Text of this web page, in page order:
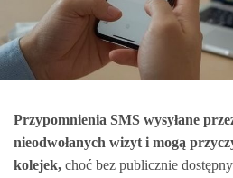
Przypomnienia SMS wysyłane
nieodwołanych wizyt i mogą
kolejek, choć bez publicznie